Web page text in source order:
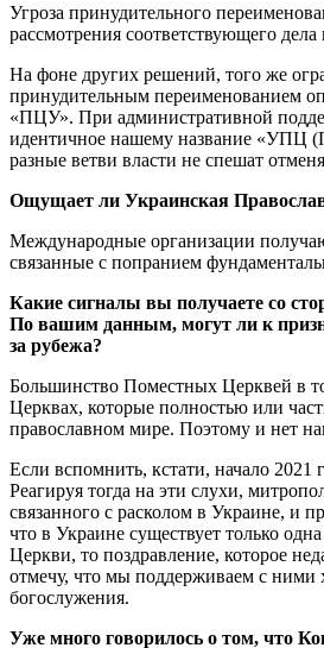
Угроза принудительного
рассмотрения соответствующего
На фоне других решений, того же
принудительным переименованием
«ПЦУ». При административной
идентичное нашему название «УПЦ
разные ветви власти не спешат
Ощущает ли Украинская
Международные организации
связанные с попранием
Какие сигналы вы получаете со
По вашим данным, могут ли к
за рубежа?
Большинство Поместных Церквей в
Церквах, которые полностью или
православном мире. Поэтому и нет
Если вспомнить, кстати, начало 2021
Реагируя тогда на эти слухи,
связанного с расколом в Украине, и
что в Украине существует только
Церкви, то поздравление, которое
отмечу, что мы поддерживаем с ними
богослужения.
Уже много говорилось о том, что